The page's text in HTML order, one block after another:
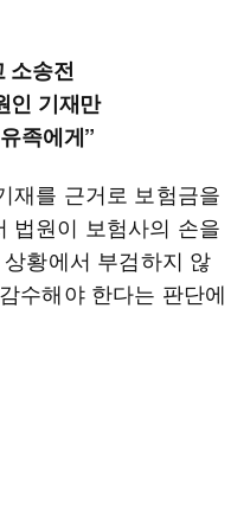
소송전
인 기재만
족에게”
재를 근거로 보험금을
법원이 보험사의 손을
황에서 부검하지 않
수해야 한다는 판단에